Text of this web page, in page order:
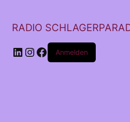
RADIO
LinkedIn
Instagram
Facebook
Anmelden